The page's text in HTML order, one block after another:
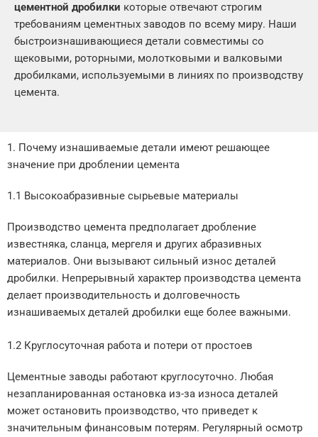
цементной дробилки которые отвечают строгим
требованиям цементных заводов по всему миру. Наши
быстроизнашивающиеся детали совместимы со
щековыми, роторными, молотковыми и валковыми
дробилками, используемыми в линиях по производству
цемента.
1. Почему изнашиваемые детали имеют решающее
значение при дроблении цемента
1.1 Высокоабразивные сырьевые материалы
Производство цемента предполагает дробление
известняка, сланца, мергеля и других абразивных
материалов. Они вызывают сильный износ деталей
дробилки. Непрерывный характер производства цемента
делает производительность и долговечность
изнашиваемых деталей дробилки еще более важными.
1.2 Круглосуточная работа и потери от простоев
Цементные заводы работают круглосуточно. Любая
незапланированная остановка из-за износа деталей
может остановить производство, что приведет к
значительным финансовым потерям. Регулярный осмотр